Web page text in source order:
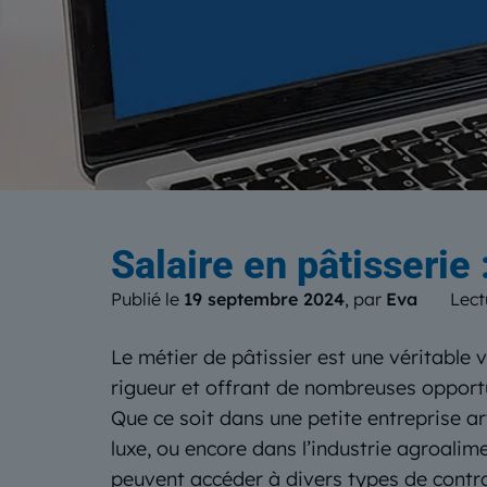
Le
Salaire en pâtisserie
Publié le 19 septembre 2024, par Eva
Le métier de pâtissier est une véritable
rigueur et offrant de nombreuses
Que ce soit dans une petite entreprise
luxe, ou encore dans l’industrie
peuvent accéder à divers types de